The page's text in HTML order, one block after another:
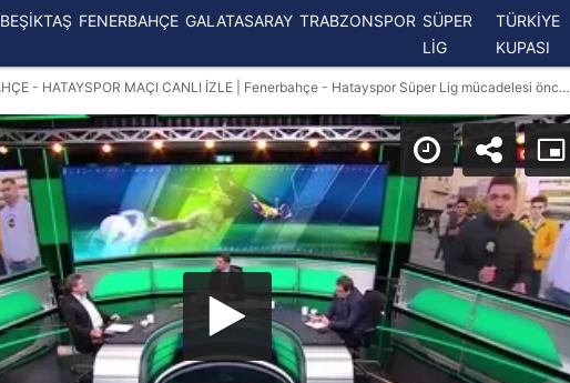
BEŞİKTAŞ FENERBAHÇE GALATASARAY TRABZONSPOR SÜPER
LİG
TÜRKİYE
KUPASI
FENERBAHÇE - HATAYSPOR MAÇI CANLI İZLE | Fenerbahçe - Hatayspor Süper Lig mücadelesi öncesi son durum! Karşılaşma ne zaman? Hangi kanalda? Saat kaçta?